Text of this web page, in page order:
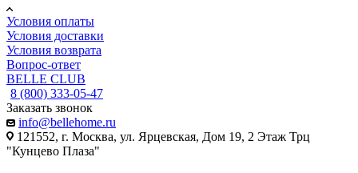
Условия оплаты
Условия доставки
Условия возврата
Вопрос-ответ
BELLE CLUB
8 (800) 333-05-47
Заказать звонок
info@bellehome.ru
121552, г. Москва, ул. Ярцевская, Дом 19, 2 Этаж Трц
"Кунцево Плаза"